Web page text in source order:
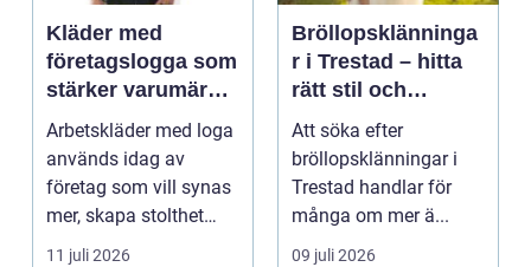
Kläder med
företagslogga som
stärker varumärket
varje dag
Arbetskläder med loga
används idag av
företag som vill synas
mer, skapa stolthet
inte...
11 juli 2026
Bröllopsklänninga
r i Trestad – hitta
rätt stil och
passform inför den
stora dagen
Att söka efter
bröllopsklänningar i
Trestad handlar för
många om mer ä...
09 juli 2026